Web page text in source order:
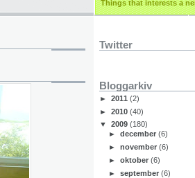
Things that interests a
Twitter
Bloggarkiv
► 2011 (2)
► 2010 (40)
▼ 2009 (180)
►december(6)
►november(6)
►oktober(6)
►september(6)